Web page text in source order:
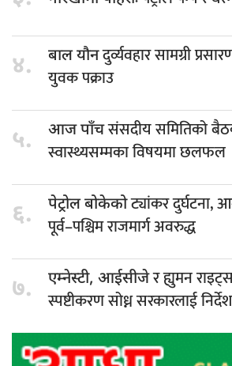
४. बाल यौनदुर्व्यवहार सामग्री
युवक पक्राउ
५. आज पाँचसंसदीय समितिको
स्वास्थ्यसम्मका विषयमा छलफल
६. पेट्रोल बोकेकोट्यांकर दुर्घटना,
पूर्व–पश्चिम राजमार्ग अवरुद्ध
७. एम्नेस्टी, आईसीजेर ह्युमन
स्पष्टीकरण सोध्न सरकारलाई